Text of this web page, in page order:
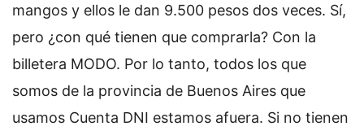
mangos y ellos le dan 9.500 pesos dos veces. Sí,
pero ¿con qué tienen que comprarla? Con la
billetera MODO. Por lo tanto, todos los que
somos de la provincia de Buenos Aires que
usamos Cuenta DNI estamos afuera. Si no tienen